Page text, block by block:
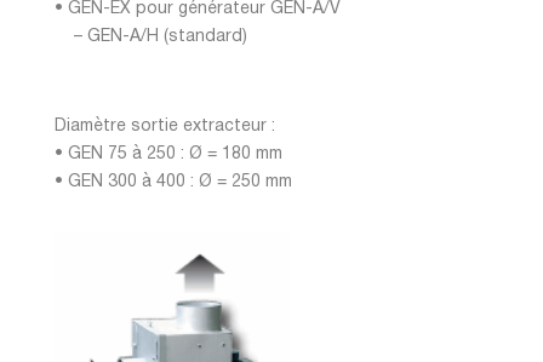
• GEN-EX pour générateur GEN-A/V
– GEN-A/H (standard)
Diamètre sortie extracteur :
• GEN 75 à 250 : Ø = 180 mm
• GEN 300 à 400 : Ø = 250 mm